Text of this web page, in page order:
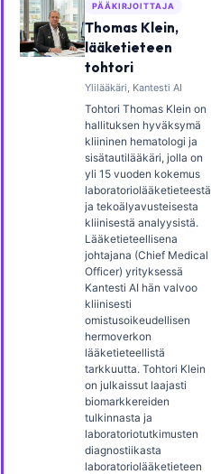
PÄÄKIRJOITTAJA
Thomas Klein,
lääketieteen
tohtori
Ylilääkäri, Kantesti AI
Tohtori Thomas Klein on
hallituksen hyväksymä
kliininen hematologi ja
sisätautilääkäri, jolla on
yli 15 vuoden kokemus
laboratoriolääketieteestä
ja tekoälyavusteisesta
kliinisestä analyysistä.
Lääketieteellisena
johtajana (Chief Medical
Officer) yrityksessä
Kantesti AI hän valvoo
kliinisesti
omistusoikeudellisen
hermoverkon
lääketieteellistä
tarkkuutta. Tohtori Klein
on julkaissut laajasti
biomarkkereiden
tulkinnasta ja
laboratoriotutkimusten
diagnostiikasta
laboratoriolääketieteen